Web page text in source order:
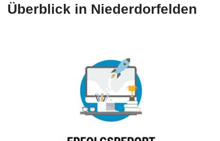
Überblick in Niederdorfelden